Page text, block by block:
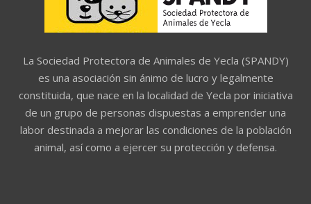
La Sociedad Protectora de Animales de Yecla (SPANDY)
es una asociación sin ánimo de lucro y legalmente
constituida, que nace en la localidad de Yecla por iniciativa
de un grupo de personas dispuestas a emprender una
labor destinada a mejorar las condiciones de la población
animal, así como a ejercer su protección y defensa.